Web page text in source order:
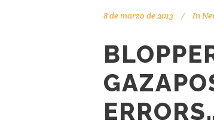
8 de marzo de 2013 In